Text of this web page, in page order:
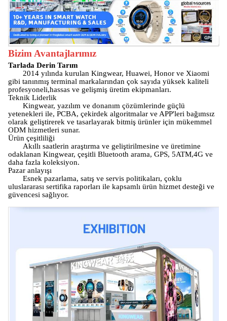
Bizim Avantajlarımız
Tarlada Derin Tarım
2014 yılında kurulan Kingwear, Huawei, Honor ve Xiaomi
gibi tanınmış terminal markalarından çok sayıda yüksek kaliteli
profesyoneli,hassas ve gelişmiş üretim ekipmanları.
Teknik Liderlik
Kingwear, yazılım ve donanım çözümlerinde güçlü
yetenekleri ile, PCBA, çekirdek algoritmalar ve APP'leri bağımsız
olarak geliştirerek ve tasarlayarak bitmiş ürünler için mükemmel
ODM hizmetleri sunar.
Ürün çeşitliliği
Akıllı saatlerin araştırma ve geliştirilmesine ve üretimine
odaklanan Kingwear, çeşitli Bluetooth arama, GPS, 5ATM,4G ve
daha fazla koleksiyon.
Pazar anlayışı
Esnek pazarlama, satış ve servis politikaları, çoklu
uluslararası sertifika raporları ile kapsamlı ürün hizmet desteği ve
güvencesi sağlıyor.